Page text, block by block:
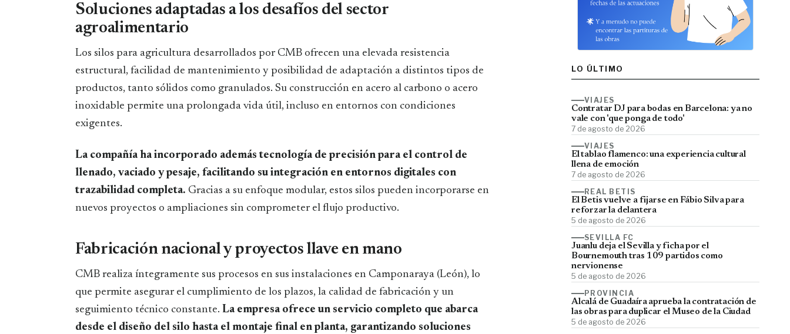
Soluciones adaptadas a los desafíos del sector
agroalimentario
Los silos para agricultura desarrollados por CMB ofrecen una elevada resistencia
estructural, facilidad de mantenimiento y posibilidad de adaptación a distintos tipos de
productos, tanto sólidos como granulados. Su construcción en acero al carbono o acero
inoxidable permite una prolongada vida útil, incluso en entornos con condiciones
exigentes.
La compañía ha incorporado además tecnología de precisión para el control de
llenado, vaciado y pesaje, facilitando su integración en entornos digitales con
trazabilidad completa. Gracias a su enfoque modular, estos silos pueden incorporarse en
nuevos proyectos o ampliaciones sin comprometer el flujo productivo.
Fabricación nacional y proyectos llave en mano
CMB realiza íntegramente sus procesos en sus instalaciones en Camponaraya (León), lo
que permite asegurar el cumplimiento de los plazos, la calidad de fabricación y un
seguimiento técnico constante. La empresa ofrece un servicio completo que abarca
desde el diseño del silo hasta el montaje final en planta, garantizando soluciones
LO ÚLTIMO
VIAJES
Contratar DJ para bodas en Barcelona: ya no
vale con 'que ponga de todo'
7 de agosto de 2026
VIAJES
El tablao flamenco: una experiencia cultural
llena de emoción
7 de agosto de 2026
REAL BETIS
El Betis vuelve a fijarse en Fábio Silva para
reforzar la delantera
5 de agosto de 2026
SEVILLA FC
Juanlu deja el Sevilla y ficha por el
Bournemouth tras 109 partidos como
nervionense
5 de agosto de 2026
PROVINCIA
Alcalá de Guadaíra aprueba la contratación de
las obras para duplicar el Museo de la Ciudad
5 de agosto de 2026